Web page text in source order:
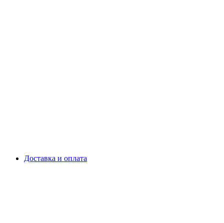
Доставка и оплата